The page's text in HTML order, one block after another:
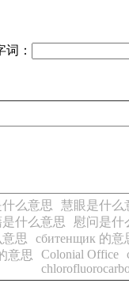
：
么意思 慧眼是什么
什么意思 慰问是什
思 сбитенщик 的意
意思 Colonial Office